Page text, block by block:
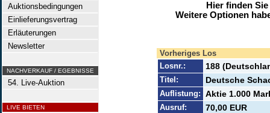
Auktionsbedingungen
Einlieferungsvertrag
Erläuterungen
Newsletter
NACHVERKAUF / EGEBNISSE
54. Live-Auktion
LIVE BIETEN
Hier finden
Weitere Optionen
Vorheriges Los
Losnr.:
188
Titel: Deutsche
Auflistung: Aktie 1.000
Ausruf: 70,00 EUR